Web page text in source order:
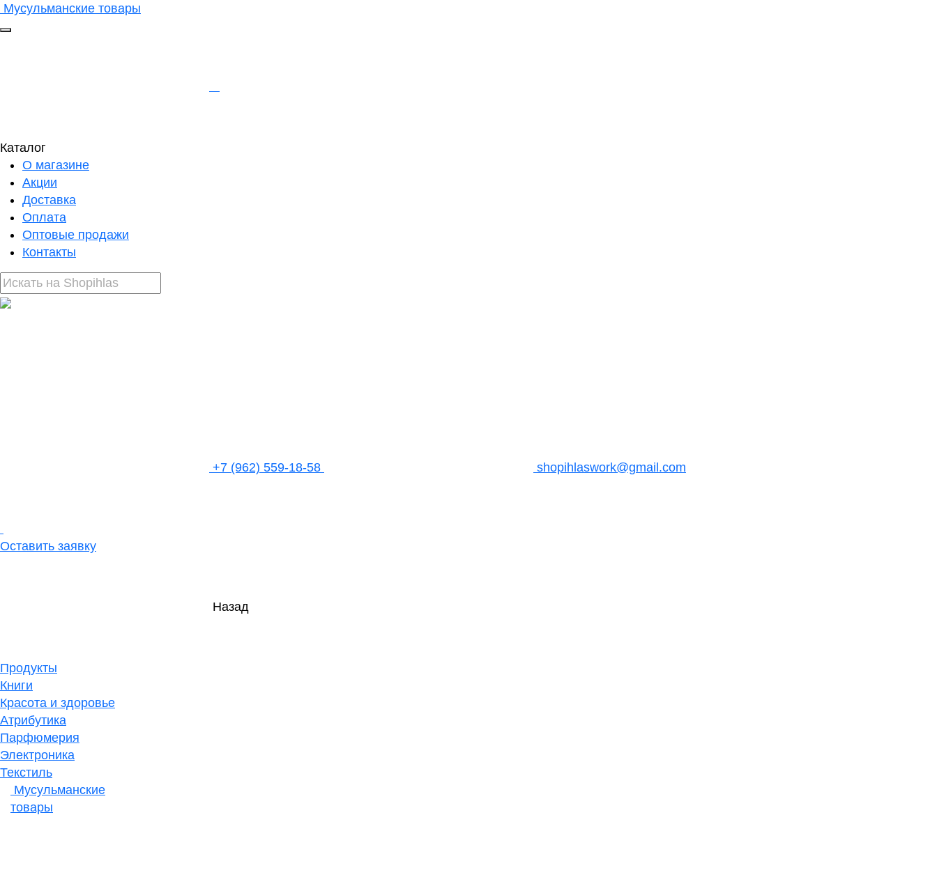
Мусульманские товары
Каталог
О магазине
Акции
Доставка
Оплата
Оптовые продажи
Контакты
+7 (962) 559-18-58 shopihlaswork@gmail.com
Оставить заявку
Назад
Продукты
Книги
Красота и здоровье
Атрибутика
Парфюмерия
Электроника
Текстиль
Мусульманские
товары